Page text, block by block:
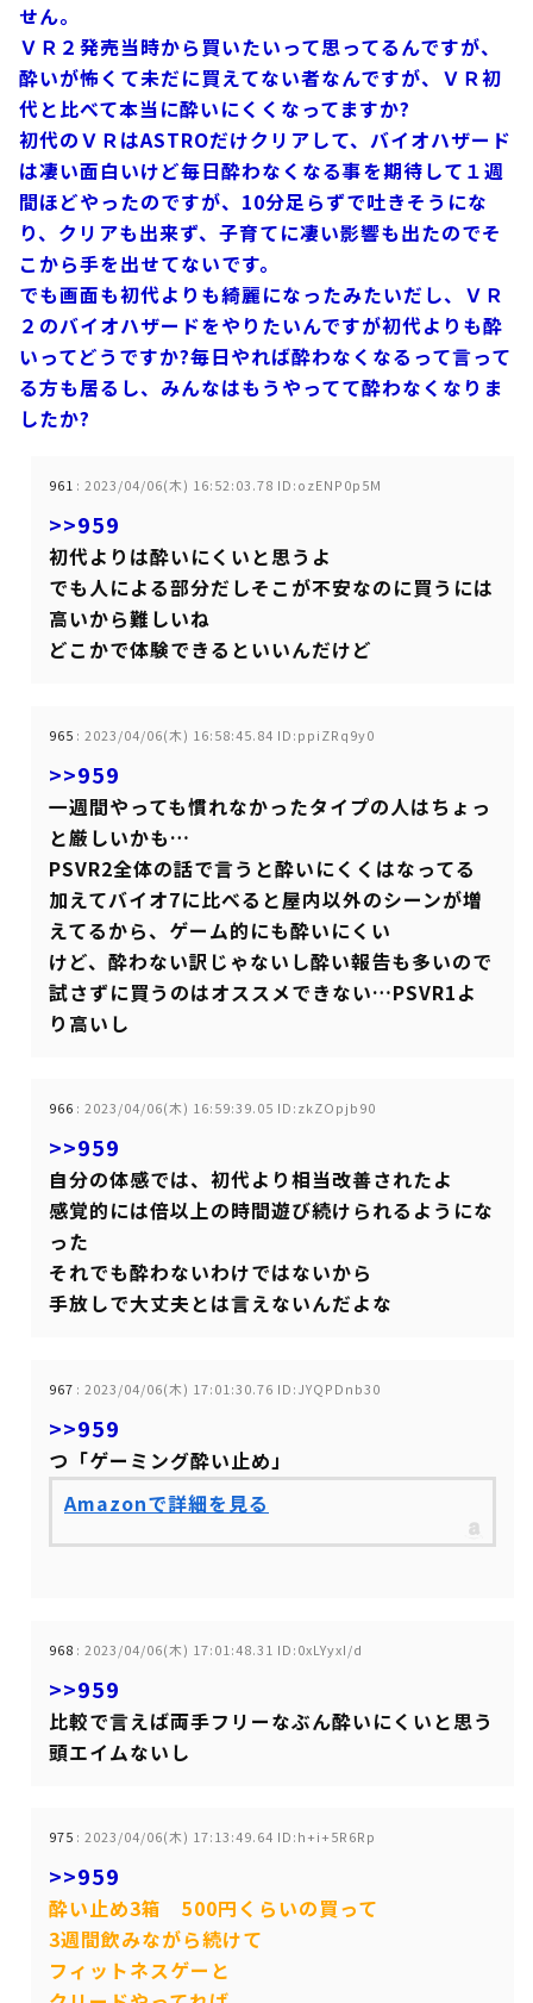
せん。
ＶＲ２発売当時から買いたいって思ってるんですが、
酔いが怖くて未だに買えてない者なんですが、ＶＲ初
代と比べて本当に酔いにくくなってますか?
初代のＶＲはASTROだけクリアして、バイオハザード
は凄い面白いけど毎日酔わなくなる事を期待して１週
間ほどやったのですが、10分足らずで吐きそうにな
り、クリアも出来ず、子育てに凄い影響も出たのでそ
こから手を出せてないです。
でも画面も初代よりも綺麗になったみたいだし、ＶＲ
２のバイオハザードをやりたいんですが初代よりも酔
いってどうですか?毎日やれば酔わなくなるって言って
る方も居るし、みんなはもうやってて酔わなくなりま
したか?
961 : 2023/04/06(木) 16:52:03.78 ID:ozENP0p5M
>>959
初代よりは酔いにくいと思うよ
でも人による部分だしそこが不安なのに買うには
高いから難しいね
どこかで体験できるといいんだけど
965 : 2023/04/06(木) 16:58:45.84 ID:ppiZRq9y0
>>959
一週間やっても慣れなかったタイプの人はちょっ
と厳しいかも…
PSVR2全体の話で言うと酔いにくくはなってる
加えてバイオ7に比べると屋内以外のシーンが増
えてるから、ゲーム的にも酔いにくい
けど、酔わない訳じゃないし酔い報告も多いので
試さずに買うのはオススメできない…PSVR1よ
り高いし
966 : 2023/04/06(木) 16:59:39.05 ID:zkZOpjb90
>>959
自分の体感では、初代より相当改善されたよ
感覚的には倍以上の時間遊び続けられるようにな
った
それでも酔わないわけではないから
手放しで大丈夫とは言えないんだよな
967 : 2023/04/06(木) 17:01:30.76 ID:JYQPDnb30
>>959
つ「ゲーミング酔い止め」
Amazonで詳細を見る
968 : 2023/04/06(木) 17:01:48.31 ID:0xLYyxI/d
>>959
比較で言えば両手フリーなぶん酔いにくいと思う
頭エイムないし
975 : 2023/04/06(木) 17:13:49.64 ID:h+i+5R6Rp
>>959
酔い止め3箱 500円くらいの買って
3週間飲みながら続けて
フィットネスゲーと